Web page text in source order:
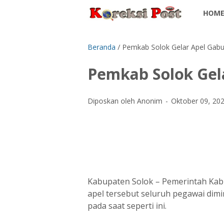
HOME
Beranda / Pemkab Solok Gelar Apel
Pemkab Solok
Diposkan oleh Anonim Oktober 09,
Kabupaten Solok – Pemerintah
apel tersebut seluruh pegawai
pada saat seperti ini.